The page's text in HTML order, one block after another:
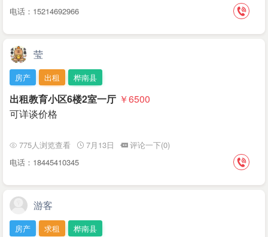
电话：15214692966
莹
房产 出租 桦南县
出租教育小区6楼2室一厅 ￥6500
可详谈价格
775人浏览查看 7月13日
评论一下(0)
电话：18445410345
游客
房产 求租 桦南县